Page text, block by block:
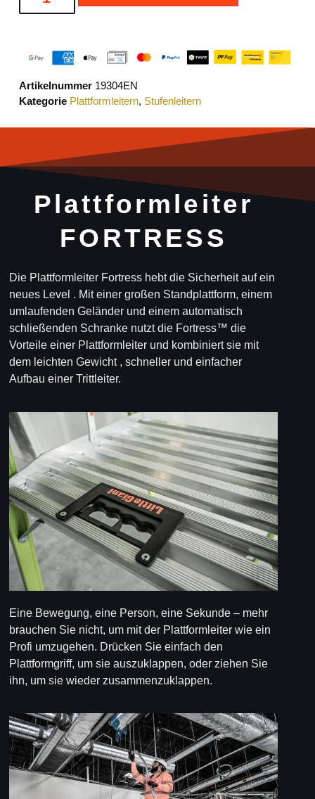
Artikelnummer 19304EN
Kategorie Plattformleitern, Stufenleitern
Plattformleiter
FORTRESS
Die Plattformleiter Fortress hebt die Sicherheit auf ein
neues Level . Mit einer großen Standplattform, einem
umlaufenden Geländer und einem automatisch
schließenden Schranke nutzt die Fortress™ die
Vorteile einer Plattformleiter und kombiniert sie mit
dem leichten Gewicht , schneller und einfacher
Aufbau einer Trittleiter.
Eine Bewegung, eine Person, eine Sekunde – mehr
brauchen Sie nicht, um mit der Plattformleiter wie ein
Profi umzugehen. Drücken Sie einfach den
Plattformgriff, um sie auszuklappen, oder ziehen Sie
ihn, um sie wieder zusammenzuklappen.